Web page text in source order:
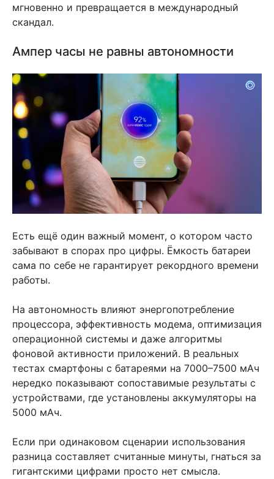
мгновенно и превращается в международный
скандал.
Ампер часы не равны автономности
Есть ещё один важный момент, о котором часто
забывают в спорах про цифры. Ёмкость батареи
сама по себе не гарантирует рекордного времени
работы.
На автономность влияют энергопотребление
процессора, эффективность модема, оптимизация
операционной системы и даже алгоритмы
фоновой активности приложений. В реальных
тестах смартфоны с батареями на 7000–7500 мАч
нередко показывают сопоставимые результаты с
устройствами, где установлены аккумуляторы на
5000 мАч.
Если при одинаковом сценарии использования
разница составляет считанные минуты, гнаться за
гигантскими цифрами просто нет смысла.